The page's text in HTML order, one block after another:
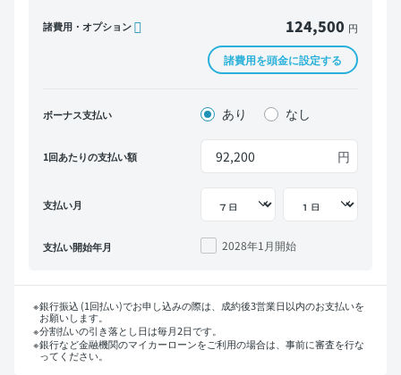
諸費用・オプション 124,500 円
諸費用を頭金に設定する
ボーナス支払い あり なし
1回あたりの支払い額 円
支払い月
支払い開始年月 2028年1月開始
銀行振込 (1回払い)でお申し込みの際は、成約後3営業日以内のお支払いを
お願いします。
分割払いの引き落とし日は毎月2日です。
銀行など金融機関のマイカーローンをご利用の場合は、事前に審査を行な
ってください。